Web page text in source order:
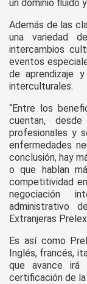
un dominio fluido
Además de las
una variedad
intercambios
eventos
de aprendizaje
interculturales.
“Entre los
cuentan,
profesionales y
enfermedades
conclusión, hay
o que hablan
competitividad
negociación
administrativo
Extranjeras
Es así como
Inglés, francés,
que avance irá
certificación de la